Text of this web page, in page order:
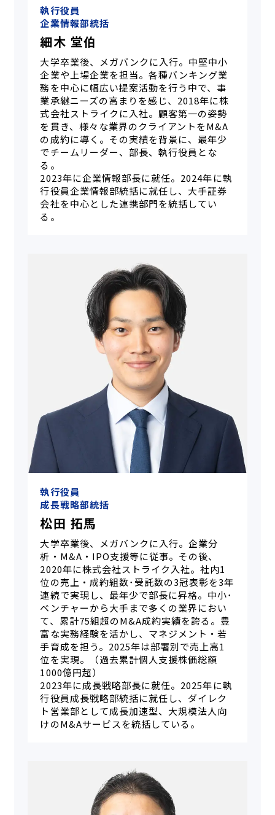
執行役員
企業情報部統括
細木 堂伯
大学卒業後、メガバンクに入行。中堅中小
企業や上場企業を担当。各種バンキング業
務を中心に幅広い提案活動を行う中で、事
業承継ニーズの高まりを感じ、2018年に株
式会社ストライクに入社。顧客第一の姿勢
を貫き、様々な業界のクライアントをM&A
の成約に導く。その実績を背景に、最年少
でチームリーダー、部長、執行役員とな
る。
2023年に企業情報部長に就任。2024年に執
行役員企業情報部統括に就任し、大手証券
会社を中心とした連携部門を統括してい
る。
執行役員
成長戦略部統括
松田 拓馬
大学卒業後、メガバンクに入行。企業分
析・M&A・IPO支援等に従事。その後、
2020年に株式会社ストライク入社。社内1
位の売上・成約組数･受託数の3冠表彰を3年
連続で実現し、最年少で部長に昇格。中小･
ベンチャーから大手まで多くの業界におい
て、累計75組超のM&A成約実績を誇る。豊
富な実務経験を活かし、マネジメント・若
手育成を担う。2025年は部署別で売上高1
位を実現。（過去累計個人支援株価総額
1000億円超）
2023年に成長戦略部長に就任。2025年に執
行役員成長戦略部統括に就任し、ダイレク
ト営業部として成長加速型、大規模法人向
けのM&Aサービスを統括している。